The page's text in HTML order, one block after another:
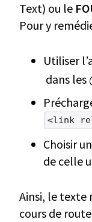
Text) ou le
Pour y
Utiliser
dans les
<link
Choisir
de celle
Ainsi, le texte
cours de